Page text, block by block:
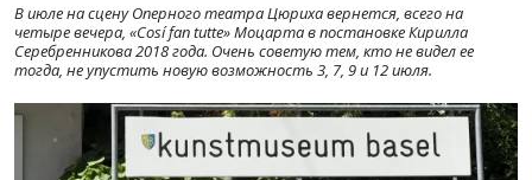
В июле на сцену Оперного театра Цюриха вернется, всего на
четыре вечера, «Cosí fan tutte» Моцарта в постановке Кирилла
Серебренникова 2018 года. Очень советую тем, кто не видел ее
тогда, не упустить новую возможность 3, 7, 9 и 12 июля.